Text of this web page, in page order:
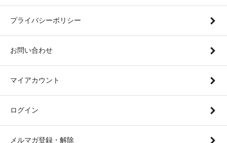
プライバシーポリシー
お問い合わせ
マイアカウント
ログイン
メルマガ登録・解除